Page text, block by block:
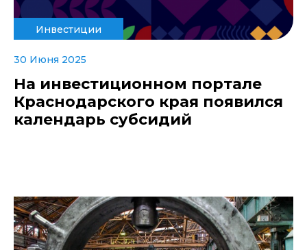
Инвестиции
30 Июня 2025
На инвестиционном портале
Краснодарского края появился
календарь субсидий